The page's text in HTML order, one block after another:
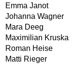
Emma Janot
Johanna Wagner
Mara Deeg
Maximilian Kruska
Roman Heise
Matti Rieger